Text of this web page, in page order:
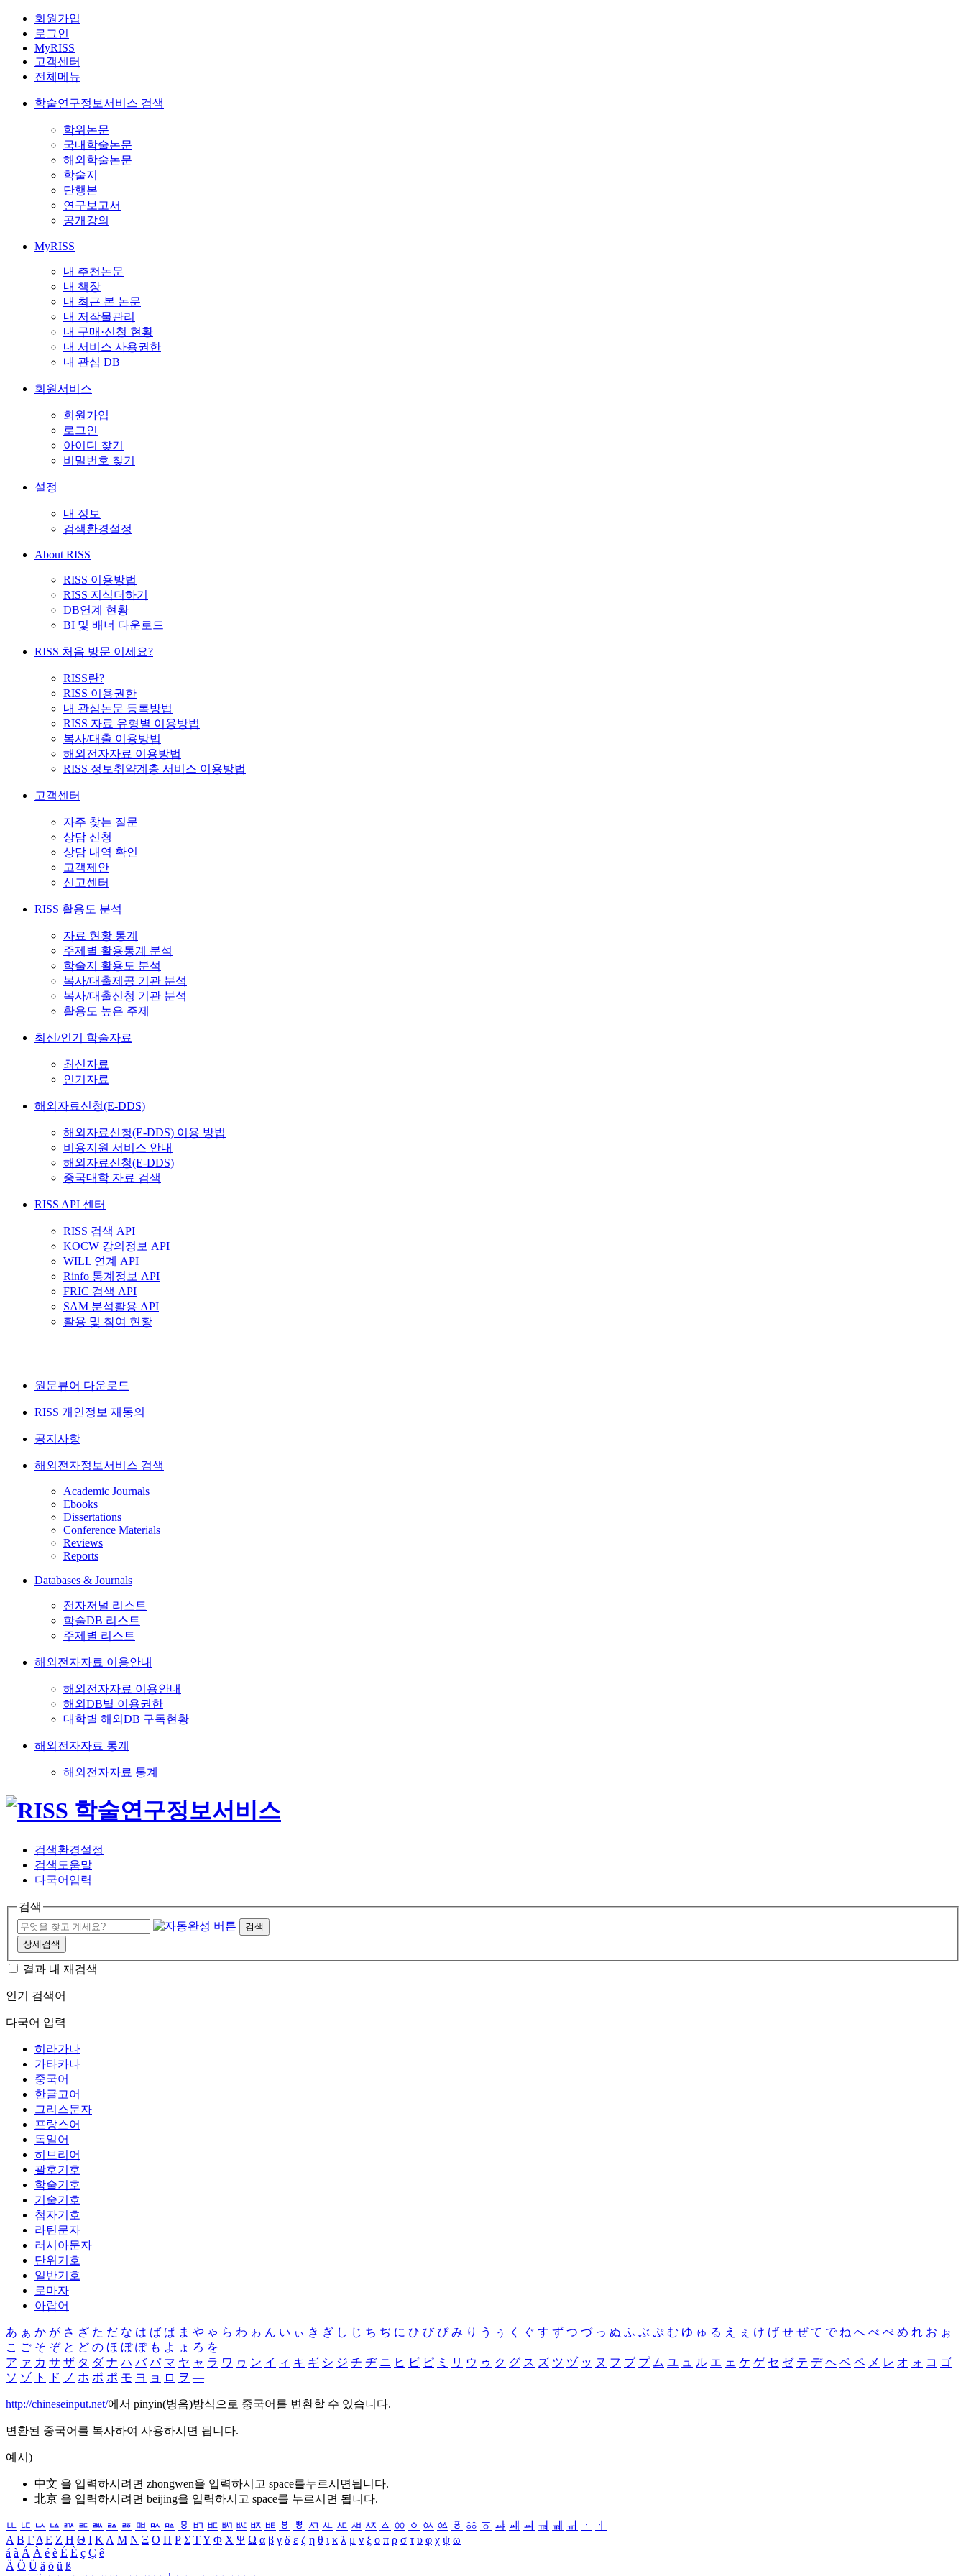
회원가입
로그인
MyRISS
고객센터
전체메뉴
학술연구정보서비스 검색
학위논문
국내학술논문
해외학술논문
학술지
단행본
연구보고서
공개강의
MyRISS
내 추천논문
내 책장
내 최근 본 논문
내 저작물관리
내 구매·신청 현황
내 서비스 사용권한
내 관심 DB
회원서비스
회원가입
로그인
아이디 찾기
비밀번호 찾기
설정
내 정보
검색환경설정
About RISS
RISS 이용방법
RISS 지식더하기
DB연계 현황
BI 및 배너 다운로드
RISS 처음 방문 이세요?
RISS란?
RISS 이용권한
내 관심논문 등록방법
RISS 자료 유형별 이용방법
복사/대출 이용방법
해외전자자료 이용방법
RISS 정보취약계층 서비스 이용방법
고객센터
자주 찾는 질문
상담 신청
상담 내역 확인
고객제안
신고센터
RISS 활용도 분석
자료 현황 통계
주제별 활용통계 분석
학술지 활용도 분석
복사/대출제공 기관 분석
복사/대출신청 기관 분석
활용도 높은 주제
최신/인기 학술자료
최신자료
인기자료
해외자료신청(E-DDS)
해외자료신청(E-DDS) 이용 방법
비용지원 서비스 안내
해외자료신청(E-DDS)
중국대학 자료 검색
RISS API 센터
RISS 검색 API
KOCW 강의정보 API
WILL 연계 API
Rinfo 통계정보 API
FRIC 검색 API
SAM 분석활용 API
활용 및 참여 현황
원문뷰어 다운로드
RISS 개인정보 재동의
공지사항
해외전자정보서비스 검색
Academic Journals
Ebooks
Dissertations
Conference Materials
Reviews
Reports
Databases & Journals
전자저널 리스트
학술DB 리스트
주제별 리스트
해외전자자료 이용안내
해외전자자료 이용안내
해외DB별 이용권한
대학별 해외DB 구독현황
해외전자자료 통계
해외전자자료 통계
검색환경설정
검색도움말
다국어입력
검색
검색
상세검색
결과 내 재검색
인기 검색어
다국어 입력
히라가나
가타카나
중국어
한글고어
그리스문자
프랑스어
독일어
히브리어
괄호기호
학술기호
기술기호
첨자기호
라틴문자
러시아문자
단위기호
일반기호
로마자
아랍어
あ ぁ か が さ ざ た だ な は ば ぱ ま や ゃ ら わ ゎ ん い ぃ き ぎ し じ ち ぢ に ひ び ぴ み り う ぅ く ぐ す ず つ づ っ ぬ ふ ぶ ぷ む ゆ ゅ る え ぇ け げ せ ぜ て で ね へ べ ぺ め れ お ぉ
こ ご そ ぞ と ど の ほ ぼ ぽ も よ ょ ろ を
ア ァ カ サ ザ タ ダ ナ ハ バ パ マ ヤ ャ ラ ワ ヮ ン イ ィ キ ギ シ ジ チ ヂ ニ ヒ ビ ピ ミ リ ウ ゥ ク グ ス ズ ツ ヅ ッ ヌ フ ブ プ ム ユ ュ ル エ ェ ケ ゲ セ ゼ テ デ ヘ ベ ペ メ レ オ ォ コ ゴ
ソ ゾ ト ド ノ ホ ボ ポ モ ヨ ョ ロ ヲ ―
http://chineseinput.net/에서 pinyin(병음)방식으로 중국어를 변환할 수 있습니다.
변환된 중국어를 복사하여 사용하시면 됩니다.
예시)
中文 을 입력하시려면 zhongwen을 입력하시고 space를누르시면됩니다.
北京 을 입력하시려면 beijing을 입력하시고 space를 누르시면 됩니다.
ㅥ ㅦ ㅧ ㅨ ㅩ ㅪ ㅫ ㅬ ㅭ ㅮ ㅯ ㅰ ㅱ ㅲ ㅳ ㅴ ㅵ ㅶ ㅷ ㅸ ㅹ ㅺ ㅻ ㅼ ㅽ ㅾ ㅿ ㆀ ㆁ ㆂ ㆃ ㆄ ㆅ ㆆ ㆇ ㆈ ㆉ ㆊ ㆋ ㆌ ㆍ
ㆎ
Α Β ΓΔ Ε Ζ Η Θ Ι ΚΛ Μ Ν Ξ Ο Π Ρ Σ ΤΥ Φ Χ Ψ Ω α β γ δ ε ζ η θ ι κ λ μ ν ξ ο π ρ σ τ υ φ χ ψ ω
á à Á À é è É È ç Ç ê
Ä Ö Ü ä ö ü ß